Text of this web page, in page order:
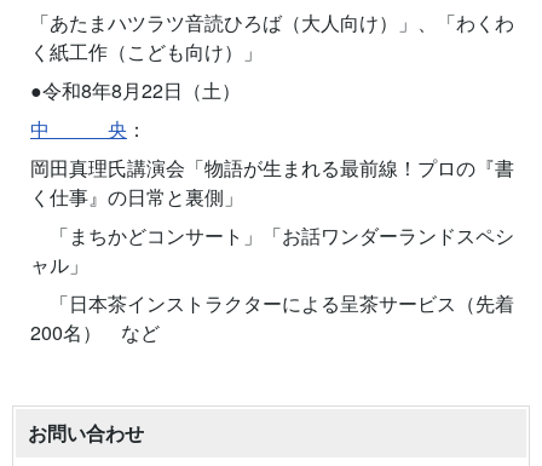
「あたまハツラツ音読ひろば（大人向け）」、「わくわ
く紙工作（こども向け）」
●令和8年8月22日（土）
中 央 ：
岡田真理氏講演会「物語が生まれる最前線！プロの『書
く仕事』の日常と裏側」
「まちかどコンサート」「お話ワンダーランドスペシ
ャル」
「日本茶インストラクターによる呈茶サービス（先着
200名） など
お問い合わせ